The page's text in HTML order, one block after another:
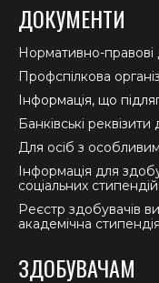
ДОКУМЕНТИ
Нормативно-
Профспілкова
Інформація, що
Банківські
Для осіб з
Інформація для
соціальних стипендій
Реєстр здобувачів
академічна стипендія
ЗДОБУВАЧАМ